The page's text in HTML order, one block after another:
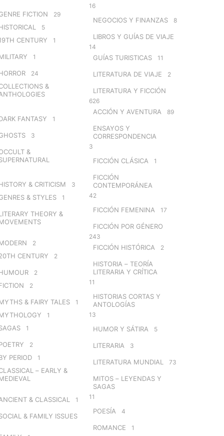
FICTION 29
5
CENTURY 1
1
24
&
FANTASY 1
3
&
& CRITICISM 3
& STYLES 1
THEORY &
2
CENTURY 2
2
2
& FAIRY TALES 1
1
1
2
PERIOD 1
– EARLY &
& CLASSICAL 1
& FAMILY ISSUES
16
NEGOCIOS Y FINANZAS 8
LIBROS Y GUÍAS DE VIAJE
14
GUÍAS TURISTICAS 11
LITERATURA DE VIAJE 2
LITERATURA Y FICCIÓN
626
ACCIÓN Y AVENTURA 89
ENSAYOS Y
CORRESPONDENCIA
3
FICCIÓN CLÁSICA 1
FICCIÓN
CONTEMPORÁNEA
42
FICCIÓN FEMENINA 17
FICCIÓN POR GÉNERO
243
FICCIÓN HISTÓRICA 2
HISTORIA – TEORÍA
LITERARIA Y CRÍTICA
11
HISTORIAS CORTAS Y
ANTOLOGÍAS
13
HUMOR Y SÁTIRA 5
LITERARIA 3
LITERATURA MUNDIAL 73
MITOS – LEYENDAS Y
SAGAS
11
POESÍA 4
ROMANCE 1